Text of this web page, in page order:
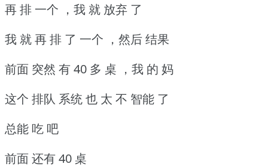
再 排 一个 ，我 就 放弃 了
我 就 再 排 了 一个 ，然后 结果
前面 突然 有 40 多 桌 ，我 的 妈
这个 排队 系统 也 太 不 智能 了
总能 吃 吧
前面 还有 40 桌